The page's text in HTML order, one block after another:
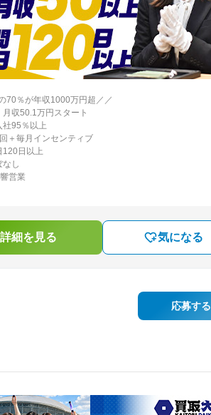
70％が年収1000万円超／／
収50.1万円スタート
社95％以上
＋毎月インセンティブ
120日以上
なし
営業
細を見る 気になる
応募する